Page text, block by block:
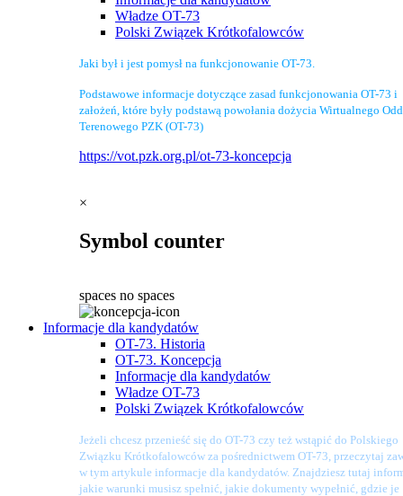
Władze OT-73
Polski Związek Krótkofalowców
Jaki był i jest pomysł na funkcjonowanie OT-73.
Podstawowe informacje dotyczące zasad funkcjonowania OT-73 i
założeń, które były podstawą powołania dożycia Wirtualnego
Terenowego PZK (OT-73)
https://vot.pzk.org.pl/ot-73-koncepcja
×
Symbol counter
spaces no spaces
Informacje dla kandydatów
OT-73. Historia
OT-73. Koncepcja
Informacje dla kandydatów
Władze OT-73
Polski Związek Krótkofalowców
Jeżeli chcesz przenieść się do OT-73 czy też wstąpić do Polskiego
Związku Krótkofalowców za pośrednictwem OT-73, przeczytaj
w tym artykule informacje dla kandydatów. Znajdziesz tutaj
jakie warunki musisz spełnić, jakie dokumenty wypełnić, gdzie je